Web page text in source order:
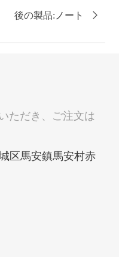
後の製品: ノート 
ただき、ご注文は
区馬安鎮馬安村赤